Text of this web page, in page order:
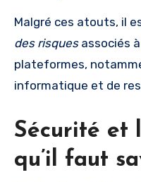
Malgré ces atouts, il
des risquesassociés
plateformes,
informatique et de
Sécurité et
qu’il faut